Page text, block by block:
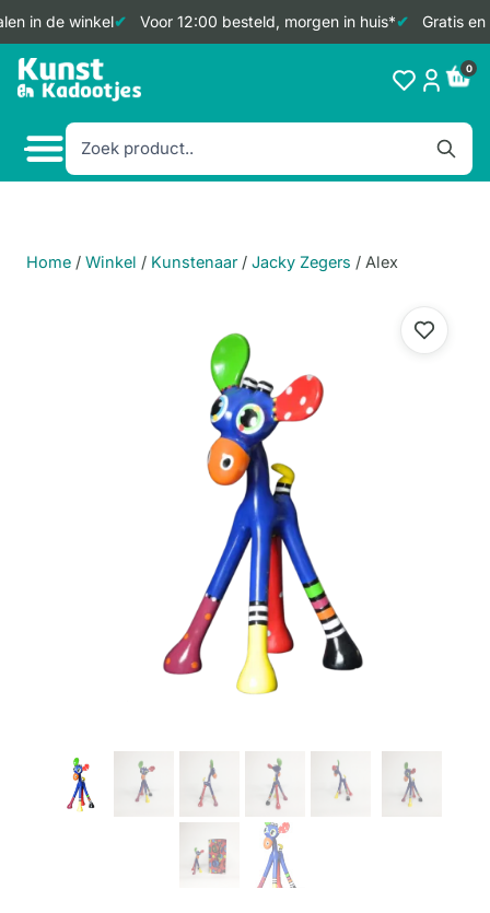
in de winkel Voor 12:00 besteld, morgen in huis* Gratis
Doorgaan
naar
0
Home / Winkel / Kunstenaar / Jacky Zegers / Alex